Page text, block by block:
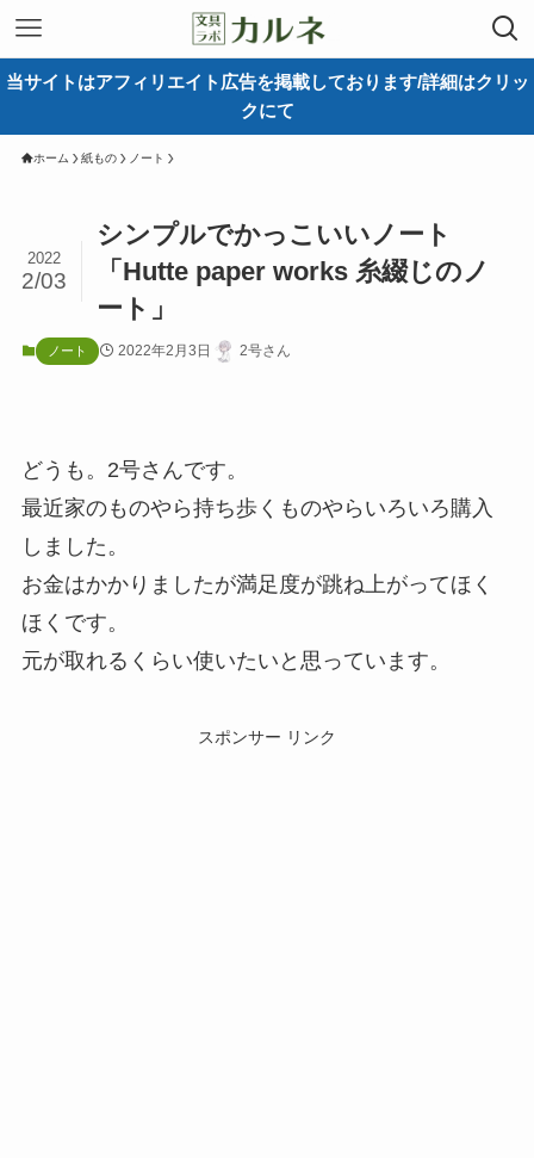
当サイトはアフィリエイト広告を掲載しております/詳細はクリッ
クにて
ホーム 紙もの ノート
シンプルでかっこいいノート
「Hutte paper works 糸綴じのノ
ート」
2022
2/03
ノート 2022年2月3日 2号さん
どうも。2号さんです。
最近家のものやら持ち歩くものやらいろいろ購入
しました。
お金はかかりましたが満足度が跳ね上がってほく
ほくです。
元が取れるくらい使いたいと思っています。
スポンサー リンク